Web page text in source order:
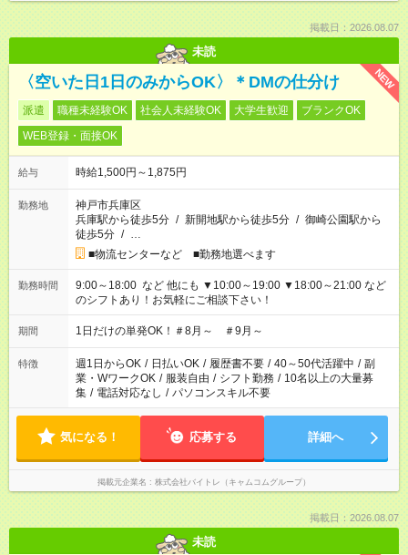
掲載日：2026.08.07
未読
NEW
〈空いた日1日のみからOK〉＊DMの仕分け
派遣 職種未経験OK 社会人未経験OK 大学生歓迎
ブランクOK
WEB登録・面接OK
給与 時給1,500円～1,875円
勤務地
神戸市兵庫区
兵庫駅から徒歩5分 / 新開地駅から徒歩5分 / 御崎公園駅から
徒歩5分 / …
■物流センターなど ■勤務地選べます
勤務時間
9:00～18:00 など 他にも ▼10:00～19:00 ▼18:00～21:00 など
のシフトあり！お気軽にご相談下さい！
期間 1日だけの単発OK！＃8月～ ＃9月～
特徴 週1日からOK / 日払いOK / 履歴書不要 / 40～50代活躍中 / 副
業・WワークOK / 服装自由 / シフト勤務 / 10名以上の大量募
集 / 電話対応なし / パソコンスキル不要
気になる！ 応募する 詳細へ
掲載元企業名 株式会社バイトレ（キャムコムグループ）
掲載日：2026.08.07
未読